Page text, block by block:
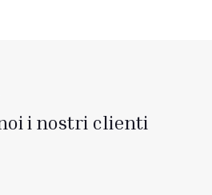
i nostri clienti